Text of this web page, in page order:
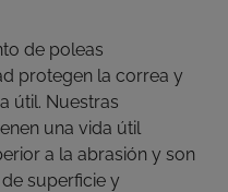
de poleas
protegen la correa y
útil. Nuestras
una vida útil
a la abrasión y son
superficie y